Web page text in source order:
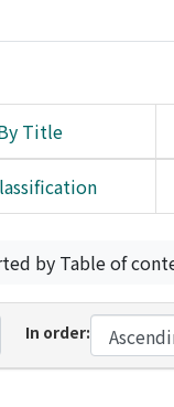
Title
by Table of
In order: